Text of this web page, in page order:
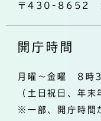
〒430-8652 浜
開庁時間
月曜～金曜 8時
（土日祝日、年末
※一部、開庁時間